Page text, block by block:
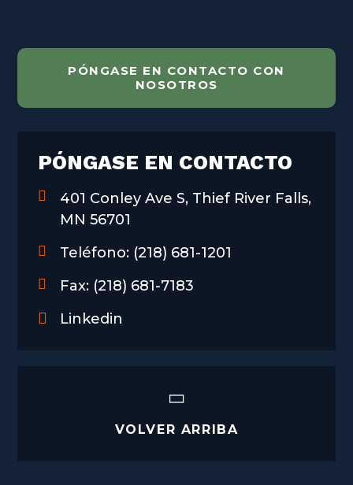
PÓNGASE EN CONTACTO CON
NOSOTROS
PÓNGASE EN CONTACTO
401 Conley Ave S, Thief River Falls,
MN 56701
Teléfono: (218) 681-1201
Fax: (218) 681-7183
Linkedin
VOLVER ARRIBA